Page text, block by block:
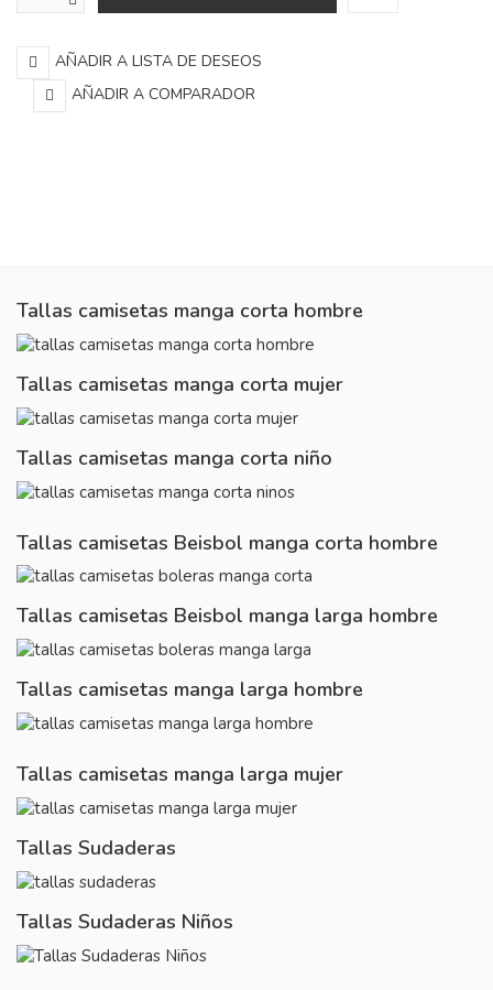
AÑADIR A LISTA DE DESEOS
AÑADIR A COMPARADOR
Tallas camisetas manga corta hombre
Tallas camisetas manga corta mujer
Tallas camisetas manga corta niño
Tallas camisetas Beisbol manga corta hombre
Tallas camisetas Beisbol manga larga hombre
Tallas camisetas manga larga hombre
Tallas camisetas manga larga mujer
Tallas Sudaderas
Tallas Sudaderas Niños